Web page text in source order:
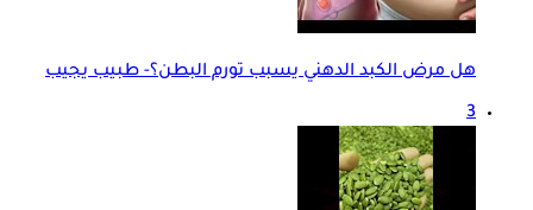
هل مرض الكبد الدهني يسبب تورم البطن؟- طبيب يجيب
3